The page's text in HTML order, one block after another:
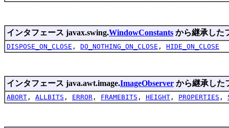
インタフェース javax.swing.WindowConstants から継承した
DISPOSE_ON_CLOSE , DO_NOTHING_ON_CLOSE , HIDE_ON_CLOSE
インタフェース java.awt.image.ImageObserver から継承した
ABORT , ALLBITS , ERROR , FRAMEBITS , HEIGHT , PROPERTIES ,